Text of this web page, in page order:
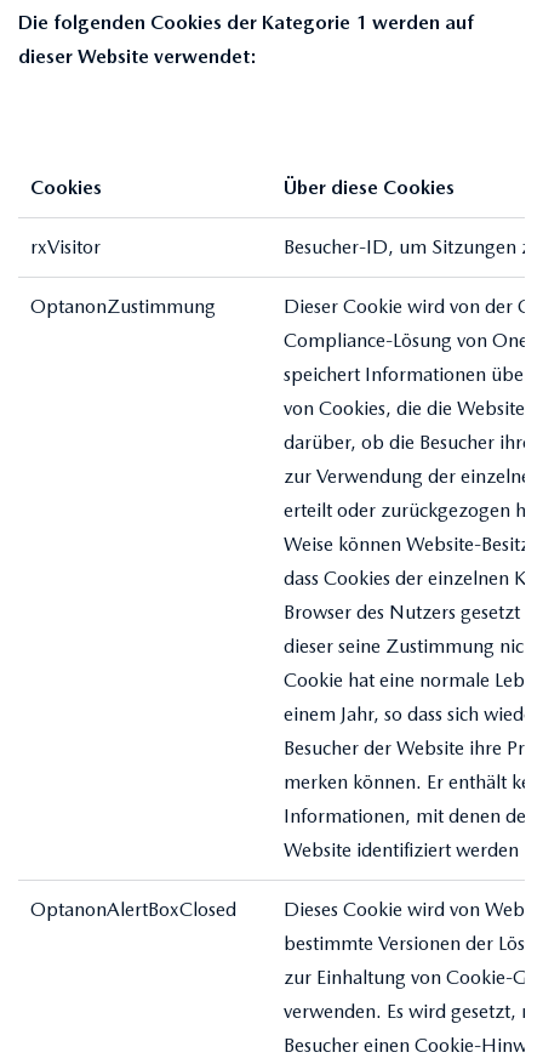
Die folgenden Cookies der Kategorie 1 werden auf
dieser Website verwendet:
Cookies Über diese Cookies
rxVisitor Besucher-ID, um Sitzungen
OptanonZustimmung
Dieser Cookie wird von der
Compliance-Lösung von
speichert Informationen über
von Cookies, die die Website
darüber, ob die Besucher ihre
zur Verwendung der
erteilt oder zurückgezogen
Weise können Website-
dass Cookies der einzelnen
Browser des Nutzers gesetzt
dieser seine Zustimmung
Cookie hat eine normale
einem Jahr, so dass sich
Besucher der Website ihre
merken können. Er enthält
Informationen, mit denen der
Website identifiziert werden
OptanonAlertBoxClosed
Dieses Cookie wird von
bestimmte Versionen der
zur Einhaltung von Cookie-
verwenden. Es wird gesetzt,
Besucher einen Cookie-